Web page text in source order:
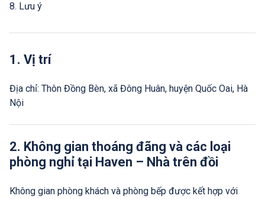
8. Lưu ý
1. Vị trí
Địa chỉ: Thôn Đồng Bèn, xã Đông Huân, huyện Quốc Oai, Hà
Nội
2. Không gian thoáng đãng và các loại
phòng nghỉ tại Haven – Nhà trên đồi
Không gian phòng khách và phòng bếp được kết hợp với